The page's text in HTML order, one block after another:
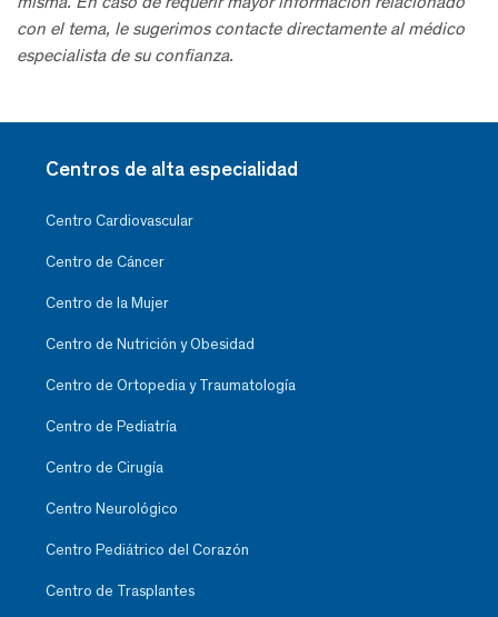
con el tema, le sugerimos contacte directamente al médico
especialista de su confianza.
Centros de alta especialidad
Centro Cardiovascular
Centro de Cáncer
Centro de la Mujer
Centro de Nutrición y Obesidad
Centro de Ortopedia y Traumatología
Centro de Pediatría
Centro de Cirugía
Centro Neurológico
Centro Pediátrico del Corazón
Centro de Trasplantes